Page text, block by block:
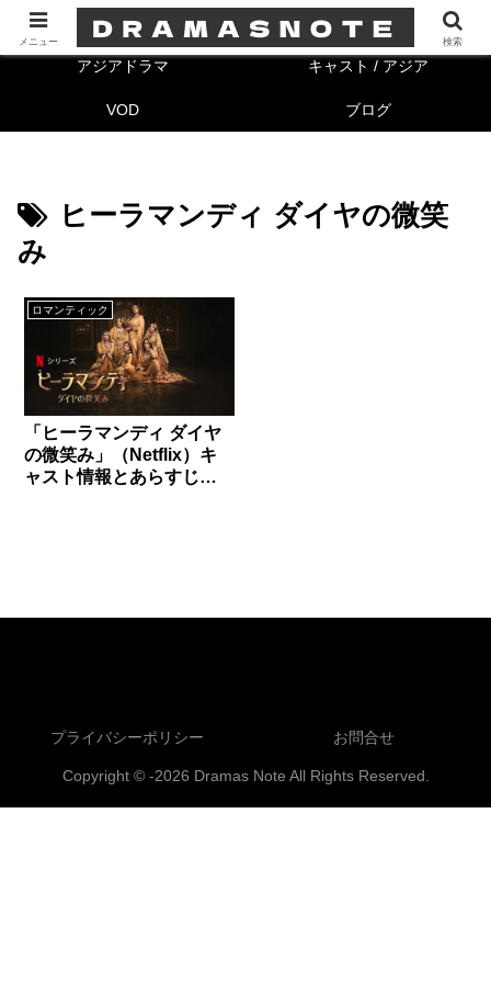
海外ドラマ キャスト/海外
アジアドラマ キャスト / アジア
VOD ブログ
ヒーラマンディ ダイヤの微笑
み
ロマンティック
「ヒーラマンディ ダイヤ
の微笑み」（Netflix）キ
ャスト情報とあらすじ。
メニュー 検索